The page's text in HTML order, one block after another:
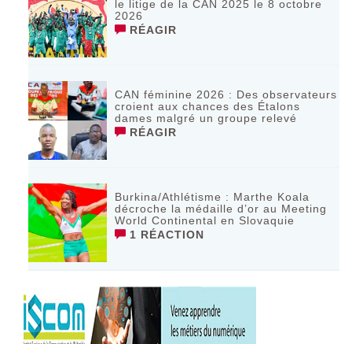
le litige de la CAN 2025 le 8 octobre
2026
RÉAGIR
CAN féminine 2026 : Des observateurs
croient aux chances des Étalons
dames malgré un groupe relevé
RÉAGIR
Burkina/Athlétisme : Marthe Koala
décroche la médaille d’or au Meeting
World Continental en Slovaquie ‎
1 RÉACTION